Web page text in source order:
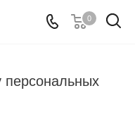
0
персональных